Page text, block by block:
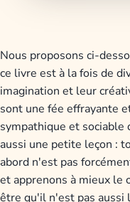
Nous proposons ci-
ce livre est à la fois de
imagination et leur
sont une fée effrayante
sympathique et sociable
aussi une petite leçon :
abord n'est pas
et apprenons à mieux le
être qu'il n'est pas aussi